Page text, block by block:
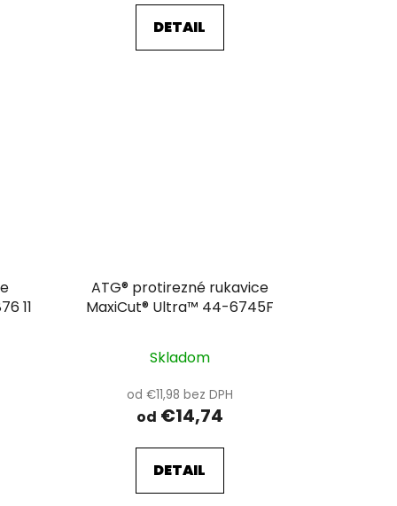
DETAIL
11
ATG® protirezné rukavice
MaxiCut® Ultra™ 44-6745F
Skladom
od €11,98 bez DPH
od €14,74
DETAIL